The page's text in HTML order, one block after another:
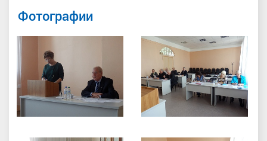
Фотографии